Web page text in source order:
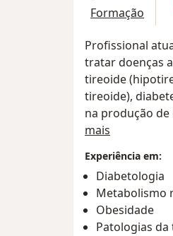
Formação
Profissional
tratar doenças
tireoide
tireoide),
na produção
emagrecimento
alterações na
prolactina, FSH,
menstrual,
enfraquecidos)
mais
Experiência em:
Diabetologia
Metabolismo
Obesidade
Patologias